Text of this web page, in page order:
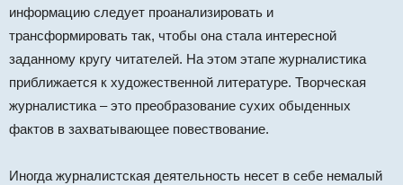
информацию следует проанализировать и
трансформировать так, чтобы она стала интересной
заданному кругу читателей. На этом этапе журналистика
приближается к художественной литературе. Творческая
журналистика – это преобразование сухих обыденных
фактов в захватывающее повествование.
Иногда журналистская деятельность несет в себе немалый